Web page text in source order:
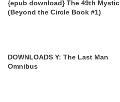
{epub download} The 49th Mystic
(Beyond the Circle Book #1)
DOWNLOADS Y: The Last Man
Omnibus